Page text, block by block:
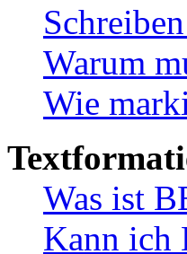
Warum
Wie
Was ist
Kann ich